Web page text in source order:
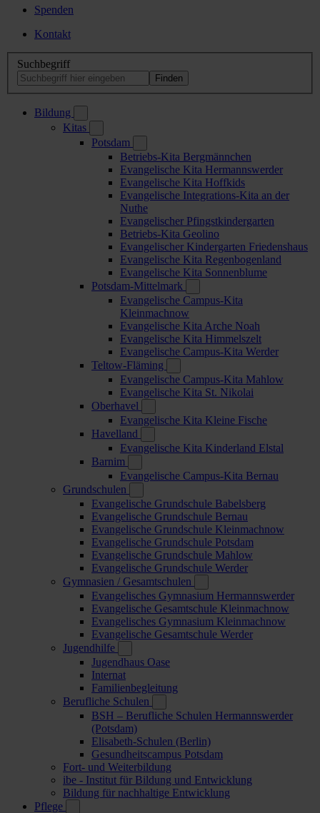
Spenden
Kontakt
Suchbegriff
Bildung
Kitas
Potsdam
Betriebs-Kita Bergmännchen
Evangelische Kita Hermannswerder
Evangelische Kita Hoffkids
Evangelische Integrations-Kita an der
Nuthe
Evangelischer Pfingstkindergarten
Betriebs-Kita Geolino
Evangelischer Kindergarten Friedenshaus
Evangelische Kita Regenbogenland
Evangelische Kita Sonnenblume
Potsdam-Mittelmark
Evangelische Campus-Kita
Kleinmachnow
Evangelische Kita Arche Noah
Evangelische Kita Himmelszelt
Evangelische Campus-Kita Werder
Teltow-Fläming
Evangelische Campus-Kita Mahlow
Evangelische Kita St. Nikolai
Oberhavel
Evangelische Kita Kleine Fische
Havelland
Evangelische Kita Kinderland Elstal
Barnim
Evangelische Campus-Kita Bernau
Grundschulen
Evangelische Grundschule Babelsberg
Evangelische Grundschule Bernau
Evangelische Grundschule Kleinmachnow
Evangelische Grundschule Potsdam
Evangelische Grundschule Mahlow
Evangelische Grundschule Werder
Gymnasien / Gesamtschulen
Evangelisches Gymnasium Hermannswerder
Evangelische Gesamtschule Kleinmachnow
Evangelisches Gymnasium Kleinmachnow
Evangelische Gesamtschule Werder
Jugendhilfe
Jugendhaus Oase
Internat
Familienbegleitung
Berufliche Schulen
BSH – Berufliche Schulen Hermannswerder
(Potsdam)
Elisabeth-Schulen (Berlin)
Gesundheitscampus Potsdam
Fort- und Weiterbildung
ibe - Institut für Bildung und Entwicklung
Bildung für nachhaltige Entwicklung
Pflege